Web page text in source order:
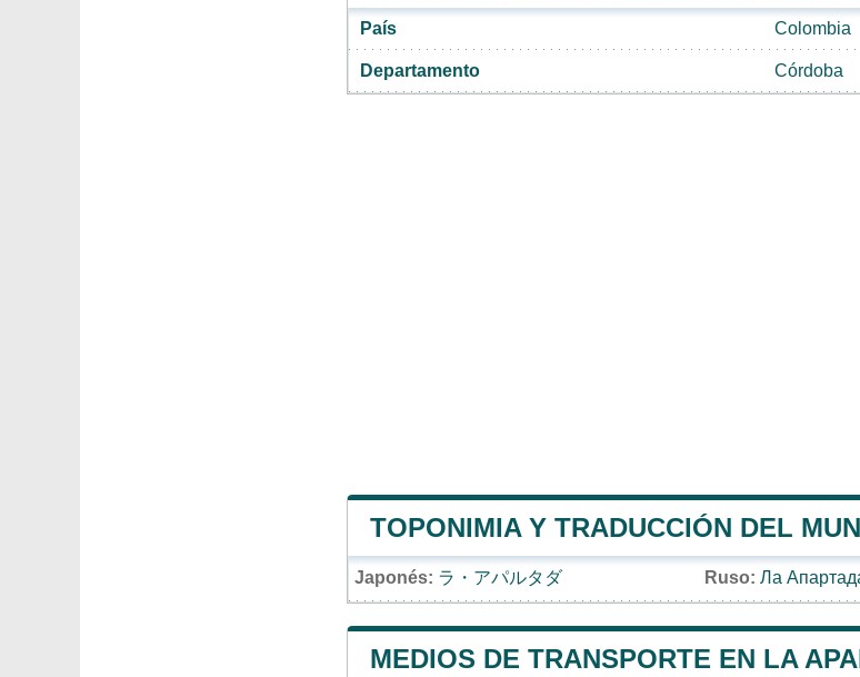
País Colombia
Departamento Córdoba
TOPONIMIA Y TRADUCCIÓN DEL
Japonés: ラ・アパルタダ Ruso: Ла
MEDIOS DE TRANSPORTE EN LA